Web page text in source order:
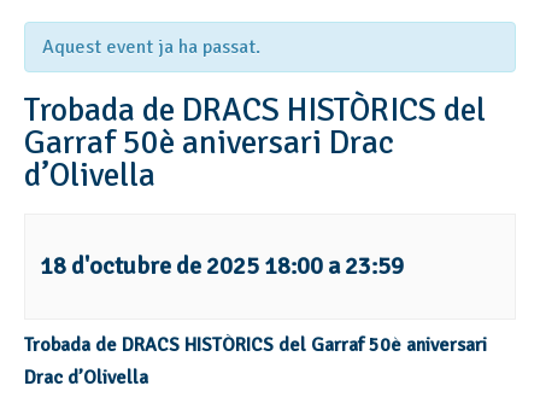
Aquest event ja ha passat.
Trobada de DRACS HISTÒRICS del
Garraf 50è aniversari Drac
d’Olivella
18 d'octubre de 2025 18:00 a23:59
Trobada de DRACS HISTÒRICS del Garraf 50è aniversari
Drac d’Olivella